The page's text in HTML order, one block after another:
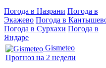
Погода в Назрани Погода в
Экажево Погода в
Погода в Сурхахи Погода в
Яндаре
Gismeteo
Прогноз на 2 недели